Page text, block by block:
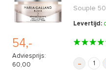
54,-
Adviesprijs:
60,00
Souple
Levertijd:
-